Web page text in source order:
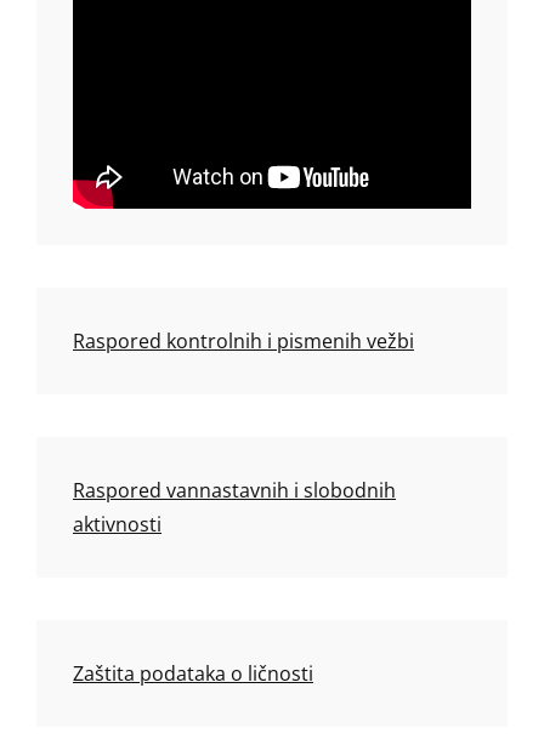
Raspored kontrolnih i pismenih vežbi
Raspored vannastavnih i slobodnih
aktivnosti
Zaštita podataka o ličnosti